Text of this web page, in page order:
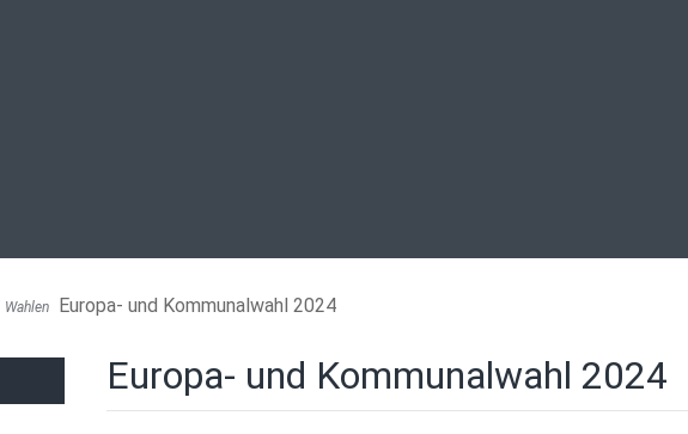
Wahlen Europa- und Kommunalwahl 2024
Europa- und Kommunalwahl 2024